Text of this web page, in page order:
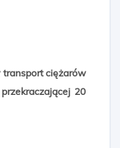
transport ciężarów
20